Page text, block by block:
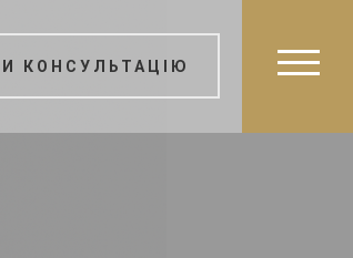
КОНСУЛЬТАЦІЮ